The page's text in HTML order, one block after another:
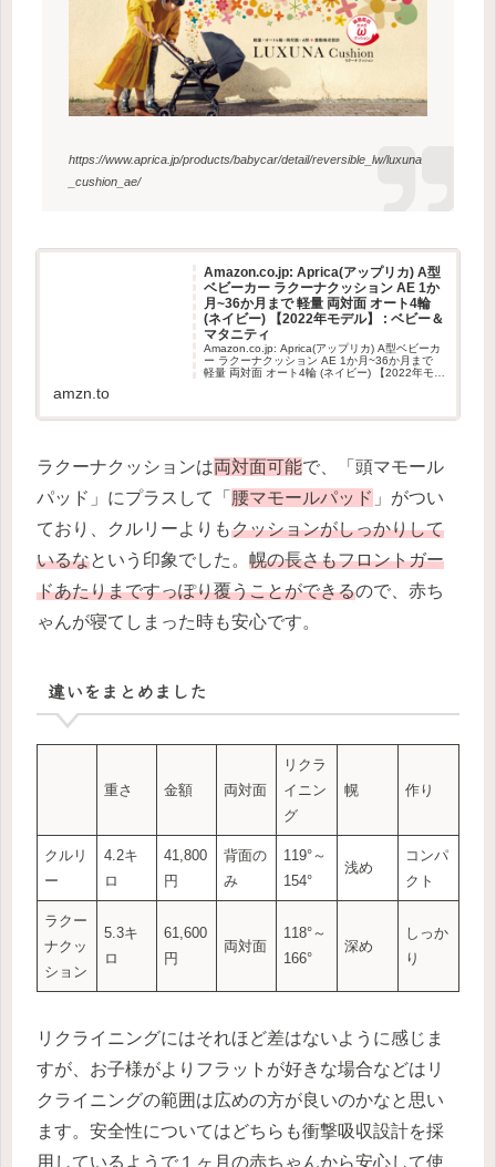
https://www.aprica.jp/products/babycar/detail/reversible_lw/luxuna
_cushion_ae/
Amazon.co.jp: Aprica(アップリカ) A型
ベビーカー ラクーナクッション AE 1か
月~36か月まで 軽量 両対面 オート4輪
(ネイビー) 【2022年モデル】 : ベビー＆
マタニティ
Amazon.co.jp: Aprica(アップリカ) A型ベビーカ
ー ラクーナクッション AE 1か月~36か月まで
軽量 両対面 オート4輪 (ネイビー) 【2022年モデ
amzn.to
ラクーナクッションは両対面可能で、「頭マモール
パッド」にプラスして「 腰マモールパッド 」がつい
ており、クルリーよりもクッションがしっかりして
いるなという印象でした。 幌の長さもフロントガー
ドあたりまですっぽり覆うことができるので、赤ち
ゃんが寝てしまった時も安心です。
違いをまとめました
重さ 金額 両対面
リクラ
イニン
グ
幌 作り
クルリ
ー
4.2キ
ロ
41,800
円
背面の
み
119°～
154°
浅め
コンパ
クト
ラクー
ナクッ
ション
5.3キ
ロ
61,600
円
両対面
118°～
166°
深め
しっか
り
リクライニングにはそれほど差はないように感じま
すが、お子様がよりフラットが好きな場合などはリ
クライニングの範囲は広めの方が良いのかなと思い
ます。安全性についてはどちらも衝撃吸収設計を採
用しているようで１ヶ月の赤ちゃんから安心して使